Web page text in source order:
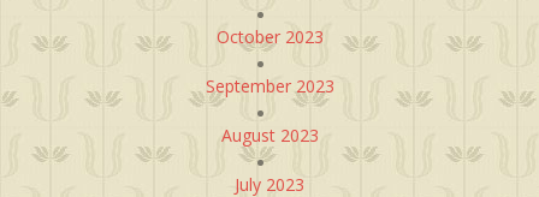
October 2023
September 2023
August 2023
July 2023